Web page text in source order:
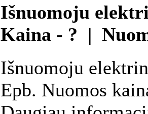
Išnuomoju
Kaina - ? |
Išnuomoju
Epb. Nuomos